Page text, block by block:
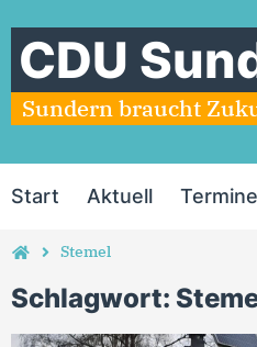
CDU
Sundern braucht
Start Aktuell Termine
Stemel
Schlagwort: